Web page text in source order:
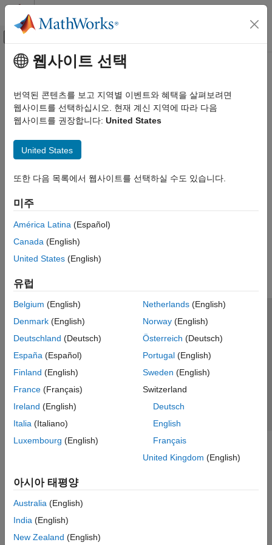
콘텐츠로 바로 가기
오프캔버스 탐색 메뉴 토글
문서 홈
자동차
주요 콘텐츠
웹사이트 선택
번역된 콘텐츠를 보고 지역별 이벤트와 혜택을 살펴보려면
웹사이트를 선택하십시오. 현재 계신 지역에 따라 다음
웹사이트를 권장합니다: United States
United States
또한 다음 목록에서 웹사이트를 선택하실 수도 있습니다.
미주
América Latina (Español)
Canada (English)
United States (English)
유럽
Belgium (English)
Denmark (English)
Deutschland (Deutsch)
España (Español)
Finland (English)
France (Français)
Ireland (English)
Italia (Italiano)
Luxembourg (English)
Netherlands(English)
Norway(English)
Österreich (Deutsch)
Portugal(English)
Sweden (English)
Switzerland
Deutsch
English
Français
United Kingdom (English)
아시아 태평양
Australia (English)
India (English)
New Zealand (English)
신뢰 센터 등록 상표 개인정보 취급방침
불법 복제 방지
애플리케이션 상태
© 1994-2026 The MathWorks, Inc.